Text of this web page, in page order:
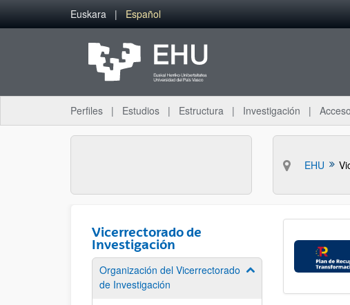
Saltar al contenido principal
Euskara Español
Perfiles Estudios Estructura Investigación
EHU
Vicerrectorado de
Investigación
Organización del Vicerrectorado
de Investigación
Mostrar/ocultar